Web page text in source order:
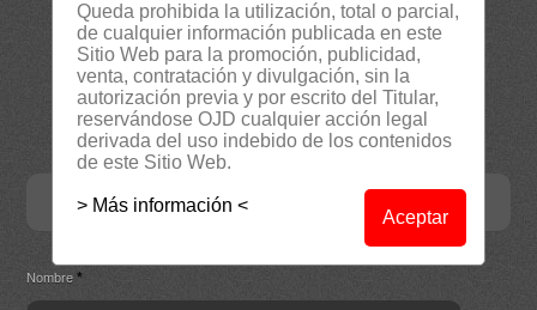
Lista Certificados
RSS
Servicios
Suscripción Newsletter
Contacta
Nombre*
Queda prohibida la utilización, total o parcial,
de cualquier información publicada en este
Sitio Web para la promoción, publicidad,
venta, contratación y divulgación, sin la
autorización previa y por escrito del Titular,
reservándose OJD cualquier acción legal
derivada del uso indebido de los contenidos
de este Sitio Web.
> Más información <
Aceptar